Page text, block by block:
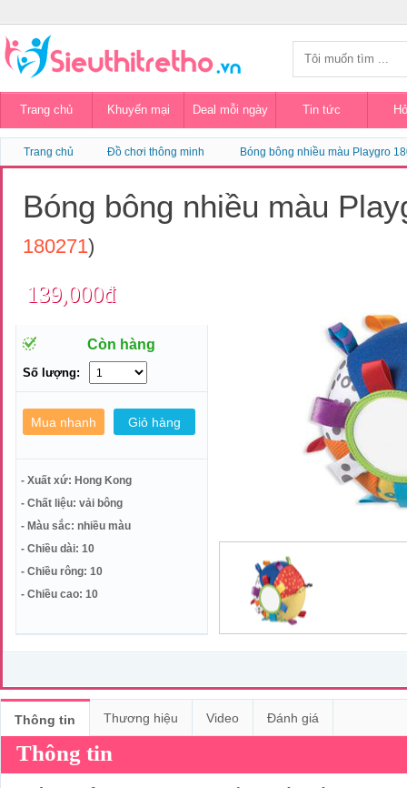
Trang chủ Khuyến mại Deal mỗi ngày Tin tức
Trang chủ Đồ chơi thông minh Bóng bông nhiều màu Playgro
Bóng bông nhiều màu
180271)
139,000đ
Còn hàng
Số lượng:
- Xuất xứ: Hong Kong
- Chất liệu: vải bông
- Màu sắc: nhiều màu
- Chiều dài: 10
- Chiều rông: 10
- Chiều cao: 10
Thông tin Thương hiệu Video Đánh giá
Thông tin